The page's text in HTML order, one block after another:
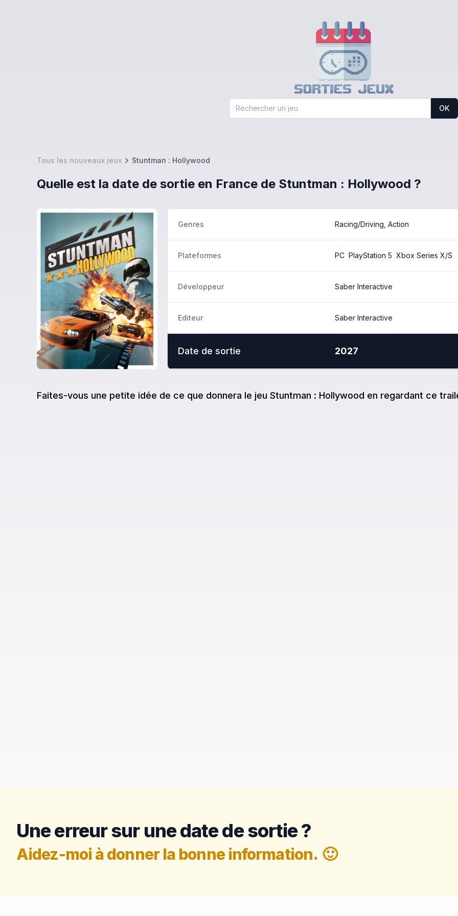
OK
Tous les nouveaux jeux Stuntman : Hollywood
Quelle est la date de sortie en France de Stuntman : Hollywood ?
Genres Racing/Driving, Action
Plateformes PC PlayStation 5 Xbox Series X/S
Développeur Saber Interactive
Editeur Saber Interactive
Date de sortie 2027
Faites-vous une petite idée de ce que donnera le jeu Stuntman : Hollywood en regardant ce
Une erreur sur une date de sortie ?
Aidez-moi à donner la bonne information. 🙂